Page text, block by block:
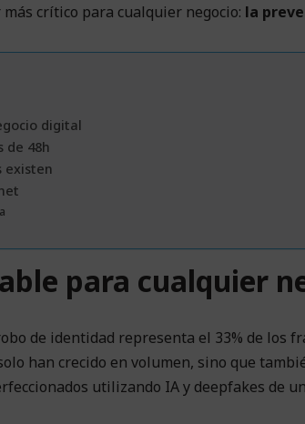
crítico para cualquier negocio: la
digital
de 48h
existen
para cualquier
de identidad representa el 33% de los
han crecido en volumen, sino que
utilizando IA y deepfakes de